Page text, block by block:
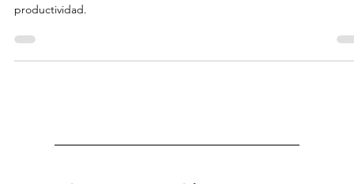
Optimiza tus flujos de trabajo y proyectos con Low-code/No-code
productividad.